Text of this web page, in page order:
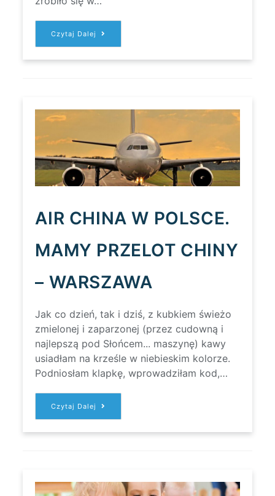
Czytaj Dalej
JESIENNE
JESIENNE
KLIMATY
AIR CHINA W POLSCE.
MAMY PRZELOT CHINY
– WARSZAWA
Jak co dzień, tak i dziś, z kubkiem świeżo
zmielonej i zaparzonej (przez cudowną i
najlepszą pod Słońcem... maszynę) kawy
usiadłam na krześle w niebieskim kolorze.
Podniosłam klapkę, wprowadziłam kod,…
Czytaj Dalej
AIR
W
POLSCE.